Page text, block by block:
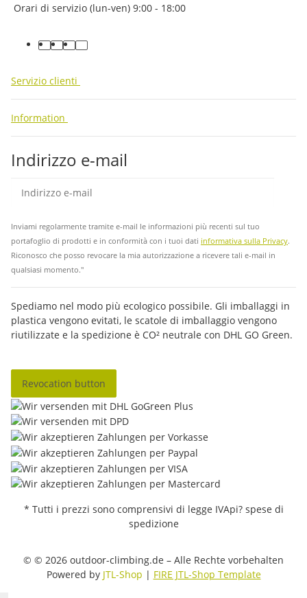
Orari di servizio (lun-ven) 9:00 - 18:00
facebook
youtube
instagram
tiktok
Servizio clienti
Information
Indirizzo e-mail
Inviami regolarmente tramite e-mail le informazioni più recenti sul tuo
portafoglio di prodotti e in conformità con i tuoi dati informativa sulla Privacy.
Riconosco che posso revocare la mia autorizzazione a ricevere tali e-mail in
qualsiasi momento."
Spediamo nel modo più ecologico possibile. Gli imballaggi in
plastica vengono evitati, le scatole di imballaggio vengono
riutilizzate e la spedizione è CO² neutrale con DHL GO Green.
Revocation button
* Tutti i prezzi sono comprensivi di legge IVApi? spese di
spedizione
© © 2026 outdoor-climbing.de – Alle Rechte vorbehalten
Powered by JTL-Shop | FIRE JTL-Shop Template